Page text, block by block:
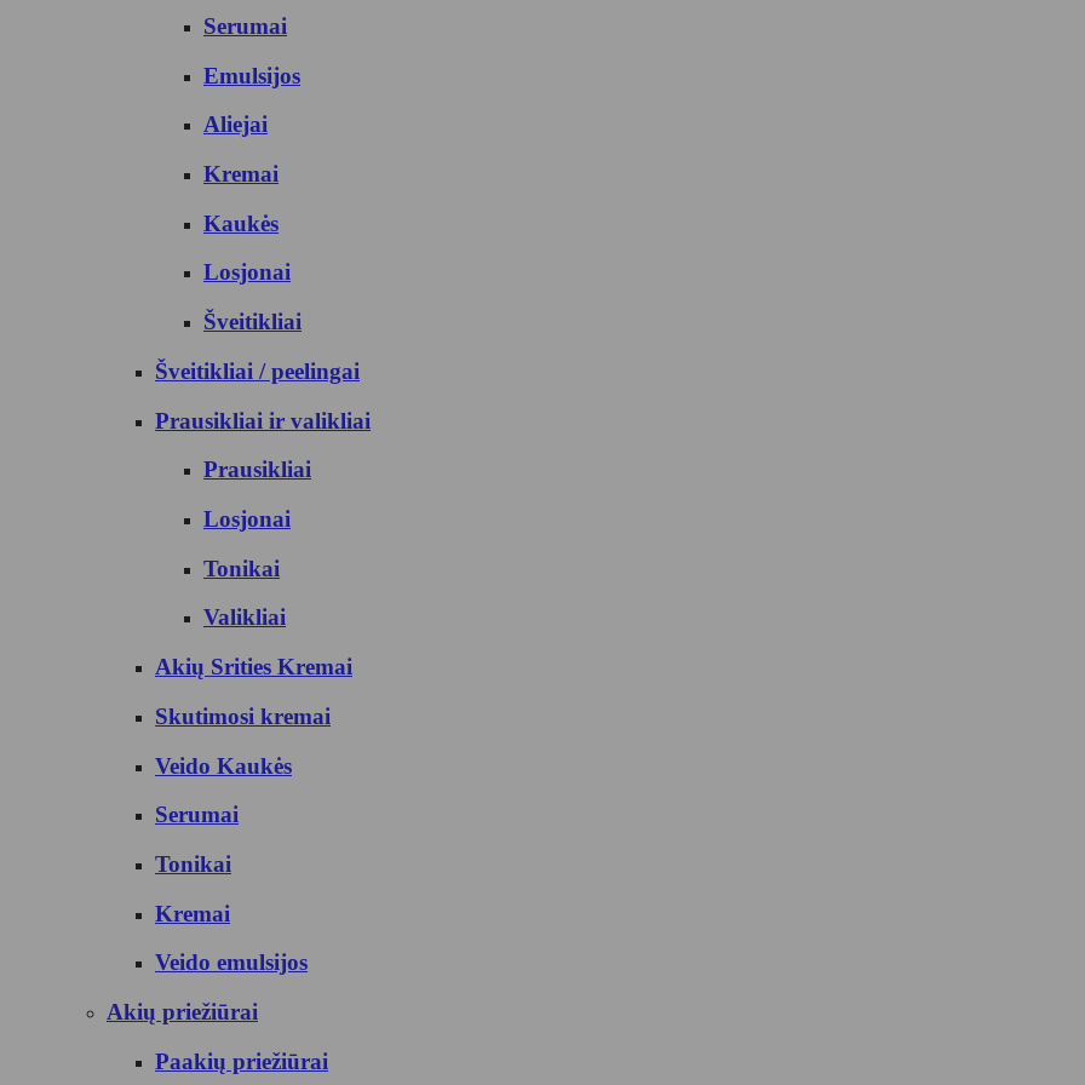
Serumai
Emulsijos
Aliejai
Kremai
Kaukės
Losjonai
Šveitikliai
Šveitikliai / peelingai
Prausikliai ir valikliai
Prausikliai
Losjonai
Tonikai
Valikliai
Akių Srities Kremai
Skutimosi kremai
Veido Kaukės
Serumai
Tonikai
Kremai
Veido emulsijos
Akių priežiūrai
Paakių priežiūrai